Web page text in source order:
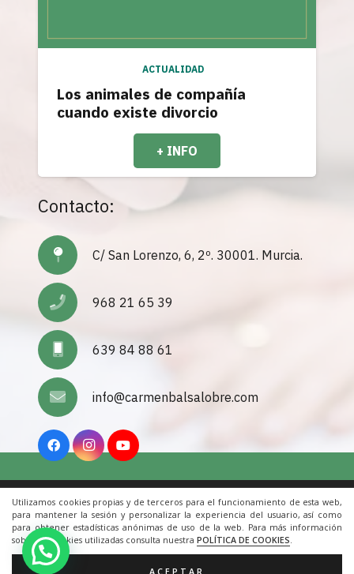
Utilizamos cookies propias y de terceros para el funcionamiento de esta web,
para mantener la sesión y personalizar la experiencia del usuario, así como
para obtener estadísticas anónimas de uso de la web. Para más información
sobre las cookies utilizadas consulta nuestra POLÍTICA DE COOKIES.
ACEPTAR
ACTUALIDAD
Los animales de compañía
cuando existe divorcio
+ INFO
Contacto:
C/ San Lorenzo, 6, 2º. 30001. Murcia.
968 21 65 39
639 84 88 61
info@carmenbalsalobre.com
Inicio|Aviso Legal|Cookies|Contacto
© 2022 Todos los derechos reservados. Una web de
ACRILONIA